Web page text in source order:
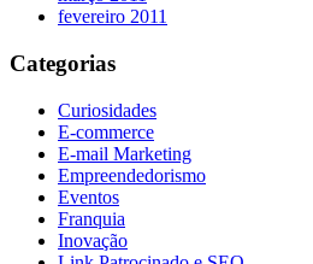
fevereiro 2011
Categorias
Curiosidades
E-commerce
E-mail Marketing
Empreendedorismo
Eventos
Franquia
Inovação